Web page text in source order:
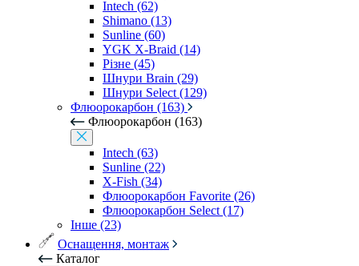
Intech (62)
Shimano (13)
Sunline (60)
YGK X-Braid (14)
Різне (45)
Шнури Brain (29)
Шнури Select (129)
Флюорокарбон (163)
Флюорокарбон (163)
Intech (63)
Sunline (22)
X-Fish (34)
Флюорокарбон Favorite (26)
Флюорокарбон Select (17)
Інше (23)
Оснащення, монтаж
Каталог